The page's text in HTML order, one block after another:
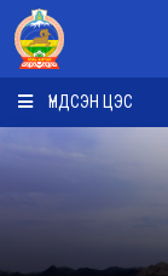
ҮНДСЭН ЦЭС